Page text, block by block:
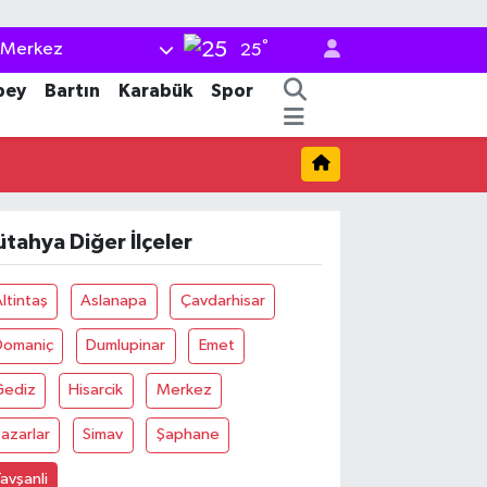
Merkez 25°
Bartın Karabük
Spor
Diğer İlçeler
Aslanapa Çavdarhisar
Dumlupinar Emet
Hisarcik Merkez
Simav Şaphane